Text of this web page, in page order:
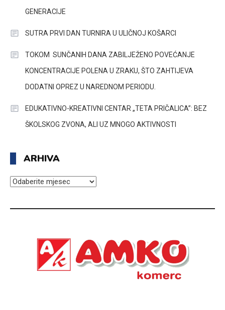
GENERACIJE
SUTRA PRVI DAN TURNIRA U ULIČNOJ KOŠARCI
TOKOM SUNČANIH DANA ZABILJEŽENO POVEĆANJE
KONCENTRACIJE POLENA U ZRAKU, ŠTO ZAHTIJEVA
DODATNI OPREZ U NAREDNOM PERIODU.
EDUKATIVNO-KREATIVNI CENTAR „TETA PRIČALICA”: BEZ
ŠKOLSKOG ZVONA, ALI UZ MNOGO AKTIVNOSTI
ARHIVA
ARHIVA